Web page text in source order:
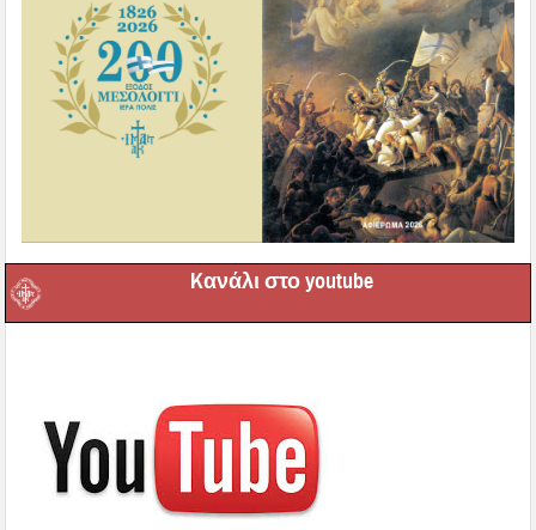
Kανάλι στο youtube